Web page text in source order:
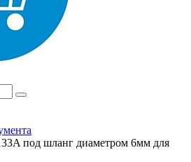
под шланг диаметром 6мм для